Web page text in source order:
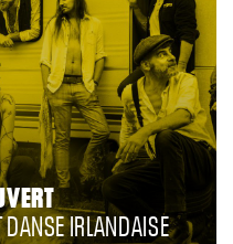
DANSE IRLANDAISE